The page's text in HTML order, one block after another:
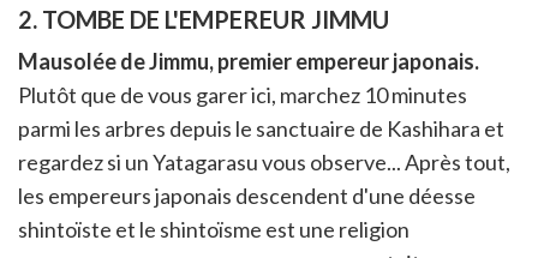
2. TOMBE DE L'EMPEREUR JIMMU
Mausolée de Jimmu, premier empereur japonais.
Plutôt que de vous garer ici, marchez 10 minutes
parmi les arbres depuis le sanctuaire de Kashihara et
regardez si un Yatagarasu vous observe... Après tout,
les empereurs japonais descendent d'une déesse
shintoïste et le shintoïsme est une religion